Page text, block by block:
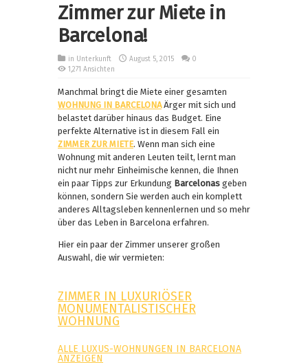
Zimmer zur Miete in
Barcelona!
in Unterkunft August 5, 2015
0
1,271 Ansichten
Manchmal bringt die Miete einer gesamten
WOHNUNG IN BARCELONAÄrger mit sich und
belastet darüber hinaus das Budget. Eine
perfekte Alternative ist in diesem Fall ein
ZIMMER ZUR MIETE. Wenn man sich eine
Wohnung mit anderen Leuten teilt, lernt man
nicht nur mehr Einheimische kennen, die Ihnen
ein paar Tipps zur Erkundung Barcelonas geben
können, sondern Sie werden auch ein komplett
anderes Alltagsleben kennenlernen und so mehr
über das Leben in Barcelona erfahren.
Hier ein paar der Zimmer unserer großen
Auswahl, die wir vermieten:
ZIMMER IN LUXURIÖSER
MONUMENTALISTISCHER
WOHNUNG
ALLE LUXUS-WOHNUNGEN IN BARCELONA
ANZEIGEN